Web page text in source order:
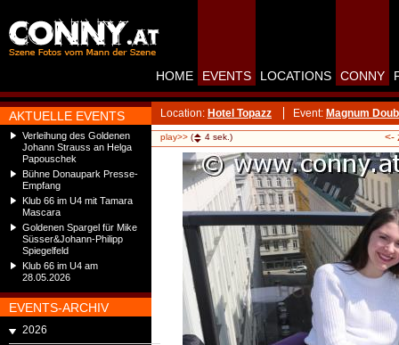
AKTUELLE EVENTS
Verleihung des Goldenen
Johann Strauss an Helga
Papouschek
Bühne Donaupark Presse-
Empfang
Klub 66 im U4 mit Tamara
Mascara
Goldenen Spargel für Mike
Süsser&Johann-Philipp
Spiegelfeld
Klub 66 im U4 am
28.05.2026
EVENTS-ARCHIV
2026
HOME EVENTS LOCATIONS CONNY
Location: Hotel Topazz Event: Magnum
play>> ( 4 sek.) <-